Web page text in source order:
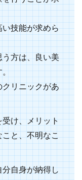
い技能が求めら
う方は、良い美
。
リニックがあ
受け、メリット
こと、不明なこ
分自身が納得し